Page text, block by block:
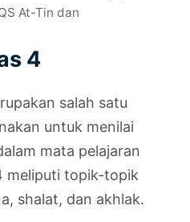
At-Tin dan
4
salah satu
untuk menilai
mata pelajaran
meliputi topik-topik
shalat, dan akhlak.